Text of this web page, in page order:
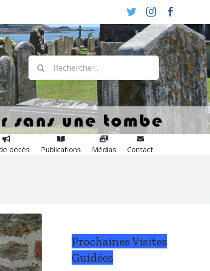
TwitterInstagram
Rechercher:
décès Publications Médias Contact
Prochaines Visites
Guidées